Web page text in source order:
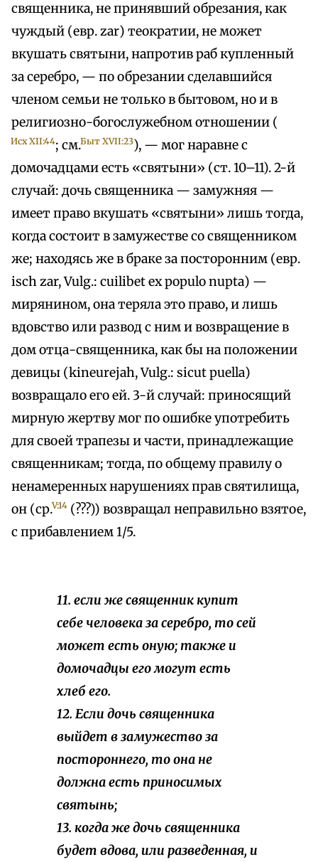
священника, не принявший обрезания, как
чуждый (евр. zar) теократии, не может
вкушать святыни, напротив раб купленный
за серебро, — по обрезании сделавшийся
членом семьи не только в бытовом, но и в
религиозно-богослужебном отношении (
Исх XII:44; см.Быт XVII:23), — мог наравне с
домочадцами есть «святыни» (ст. 10–11). 2-й
случай: дочь священника — замужняя —
имеет право вкушать «святыни» лишь тогда,
когда состоит в замужестве со священником
же; находясь же в браке за посторонним (евр.
isch zar, Vulg.: cuilibet ex populo nupta) —
мирянином, она теряла это право, и лишь
вдовство или развод с ним и возвращение в
дом отца-священника, как бы на положении
девицы (kineurejah, Vulg.: sicut puella)
возвращало его ей. 3-й случай: приносящий
мирную жертву мог по ошибке употребить
для своей трапезы и части, принадлежащие
священникам; тогда, по общему правилу о
ненамеренных нарушениях прав святилища,
он (ср.V:14 (???)) возвращал неправильно взятое,
с прибавлением 1/5.
11. если же священник купит
себе человека за серебро, то сей
может есть оную; также и
домочадцы его могут есть
хлеб его.
12. Если дочь священника
выйдет в замужество за
постороннего, то она не
должна есть приносимых
святынь;
13. когда же дочь священника
будет вдова, или разведенная, и